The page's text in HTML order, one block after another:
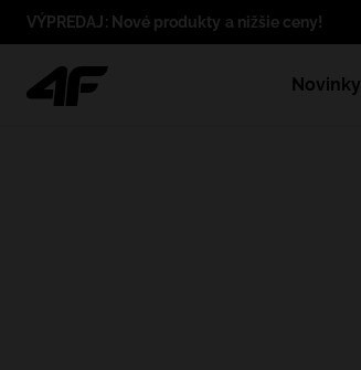
VÝPREDAJ: Nové produkty a nižšie ceny!
Novinky